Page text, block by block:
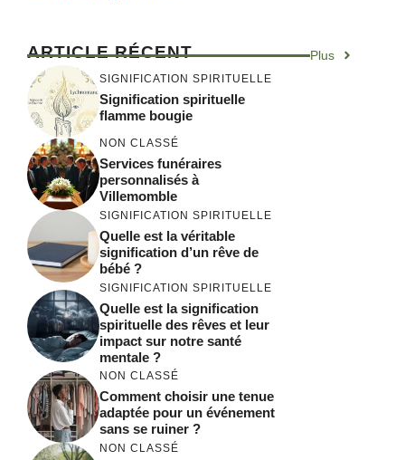
ARTICLE RÉCENT Plus
SIGNIFICATION SPIRITUELLE
Signification spirituelle
flamme bougie
NON CLASSÉ
Services funéraires
personnalisés à
Villemomble
SIGNIFICATION SPIRITUELLE
Quelle est la véritable
signification d’un rêve de
bébé ?
SIGNIFICATION SPIRITUELLE
Quelle est la signification
spirituelle des rêves et leur
impact sur notre santé
mentale ?
NON CLASSÉ
Comment choisir une tenue
adaptée pour un événement
sans se ruiner ?
NON CLASSÉ